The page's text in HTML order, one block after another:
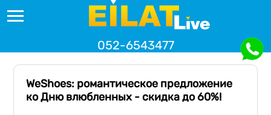
052-6543477
WeShoes: романтическое предложение
ко Дню влюбленных - скидка до 60%!